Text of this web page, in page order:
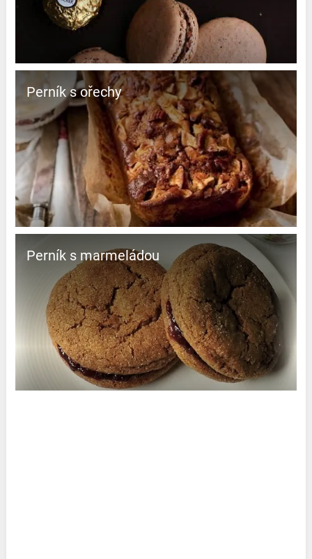
Perník s ořechy
Perník s marmeládou